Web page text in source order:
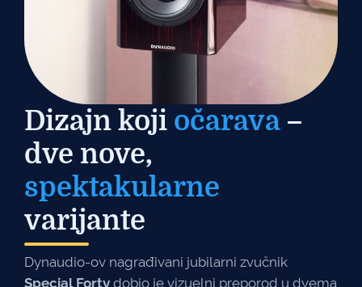
Dizajn koji očarava–
dve nove,
spektakularne
varijante
Dynaudio-ov nagrađivani jubilarni zvučnik
Special Forty dobio je vizuelni preporod u dvema